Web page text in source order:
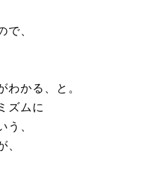
で、
わかる、と。
ズムに
う、
、